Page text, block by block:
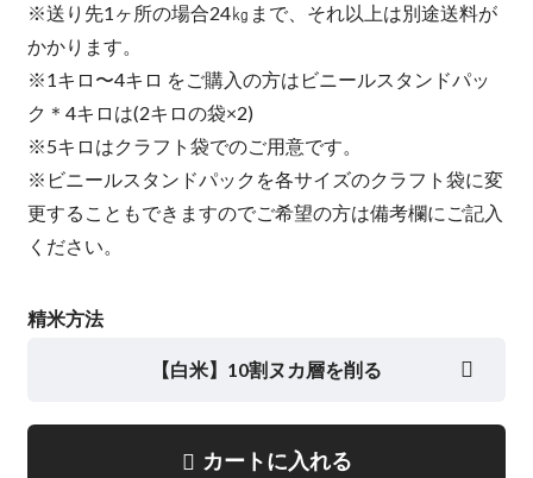
※送り先1ヶ所の場合24㎏まで、それ以上は別途送料が
かかります。
※1キロ〜4キロ をご購入の方はビニールスタンドパッ
ク＊4キロは(2キロの袋×2)
※5キロはクラフト袋でのご用意です。
※ビニールスタンドパックを各サイズのクラフト袋に変
更することもできますのでご希望の方は備考欄にご記入
ください。
精米方法
【白米】10割ヌカ層を削る
カートに入れる